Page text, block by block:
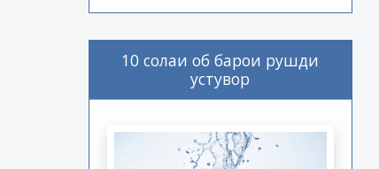
10 солаи об барои рушди
устувор